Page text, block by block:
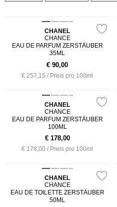
CHANEL
CHANCE
EAU DE PARFUM ZERSTÄUBER
35ML
€ 90,00
€ 257,15 / Preis pro 100ml
CHANEL
CHANCE
EAU DE PARFUM ZERSTÄUBER
100ML
€ 178,00
€ 178,00 / Preis pro 100ml
CHANEL
CHANCE
EAU DE TOILETTE ZERSTÄUBER
50ML